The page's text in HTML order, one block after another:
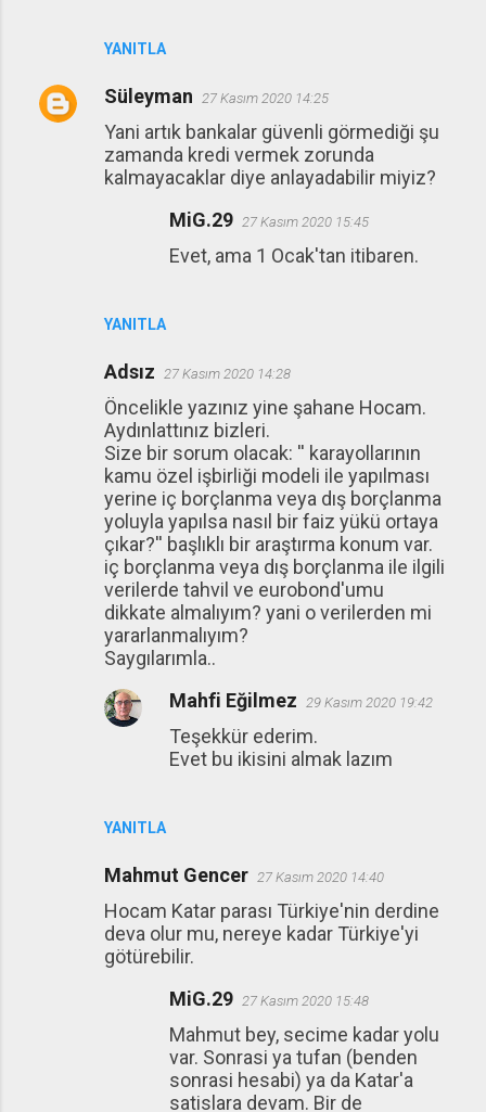
YANITLA
Süleyman 27 Kasım 2020 14:25
Yani artık bankalar güvenli görmediği şu
zamanda kredi vermek zorunda
kalmayacaklar diye anlayadabilir miyiz?
YANITLA
MiG.29 27 Kasım 2020 15:45
Evet, ama 1 Ocak'tan itibaren.
Adsız 27 Kasım 2020 14:28
Öncelikle yazınız yine şahane Hocam.
Aydınlattınız bizleri.
Size bir sorum olacak: '' karayollarının
kamu özel işbirliği modeli ile yapılması
yerine iç borçlanma veya dış borçlanma
yoluyla yapılsa nasıl bir faiz yükü ortaya
çıkar?'' başlıklı bir araştırma konum var.
iç borçlanma veya dış borçlanma ile ilgili
verilerde tahvil ve eurobond'umu
dikkate almalıyım? yani o verilerden mi
yararlanmalıyım?
Saygılarımla..
YANITLA
Mahfi Eğilmez 29 Kasım 2020 19:42
Teşekkür ederim.
Evet bu ikisini almak lazım
Mahmut Gencer 27 Kasım 2020 14:40
Hocam Katar parası Türkiye'nin derdine
deva olur mu, nereye kadar Türkiye'yi
götürebilir.
MiG.29 27 Kasım 2020 15:48
Mahmut bey, secime kadar yolu
var. Sonrasi ya tufan (benden
sonrasi hesabi) ya da Katar'a
satislara devam. Bir de